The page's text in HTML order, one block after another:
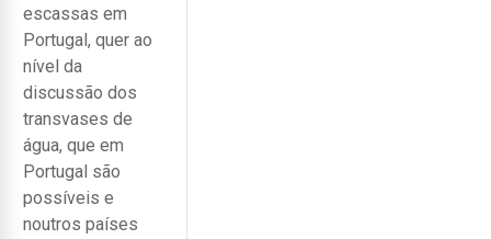
escassas em
Portugal, quer ao
nível da
discussão dos
transvases de
água, que em
Portugal são
possíveis e
noutros países